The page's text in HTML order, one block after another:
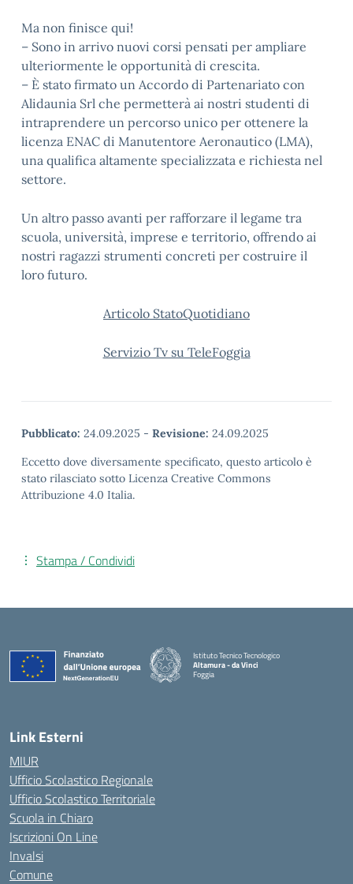
Ma non finisce qui!
– Sono in arrivo nuovi corsi pensati per ampliare
ulteriormente le opportunità di crescita.
– È stato firmato un Accordo di Partenariato con
Alidaunia Srl che permetterà ai nostri studenti di
intraprendere un percorso unico per ottenere la
licenza ENAC di Manutentore Aeronautico (LMA),
una qualifica altamente specializzata e richiesta nel
settore.
Un altro passo avanti per rafforzare il legame tra
scuola, università, imprese e territorio, offrendo ai
nostri ragazzi strumenti concreti per costruire il
loro futuro.
Articolo StatoQuotidiano
Servizio Tv su TeleFoggia
Pubblicato: 24.09.2025 - Revisione: 24.09.2025
Eccetto dove diversamente specificato, questo articolo è
stato rilasciato sotto Licenza Creative Commons
Attribuzione 4.0 Italia.
Stampa / Condividi
Istituto Tecnico Tecnologico
Altamura - da Vinci
Foggia
— Visita la pagina iniziale della scuola
Link Esterni
MIUR
Ufficio Scolastico Regionale
Ufficio Scolastico Territoriale
Scuola in Chiaro
Iscrizioni On Line
Invalsi
Comune